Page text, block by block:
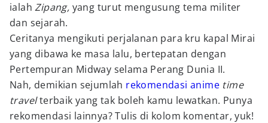
ialahZipang, yang turut mengusung tema militer
dan sejarah.
Ceritanya mengikuti perjalanan para kru kapal Mirai
yang dibawa ke masa lalu, bertepatan dengan
Pertempuran Midway selama Perang Dunia II.
Nah, demikian sejumlah rekomendasi anime time
travelterbaik yang tak boleh kamu lewatkan. Punya
rekomendasi lainnya? Tulis di kolom komentar, yuk!